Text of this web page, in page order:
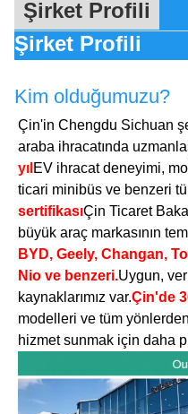
Şirket Profili
Şirket Profili
Kim olduğumuzu?
Çin'in Chengdu Sichuan
araba ihracatında
yıl EV ihracat deneyimi,
ticari minibüs ve benzeri
sertifikasıÇin Ticaret
büyük araç markasının
BYD, Geely, Changan,
Nio ve benzeri.Uygun,
kaynaklarımız var.Çin'de
modelleri ve tüm
hizmet sunmak için daha